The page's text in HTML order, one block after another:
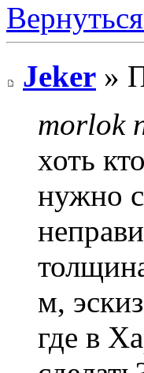
Jeker »
morlok
хоть
нужно
м,
где в